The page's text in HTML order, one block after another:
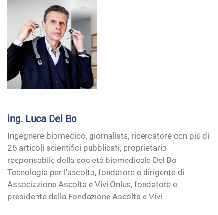
ing. Luca Del Bo
Ingegnere biomedico, giornalista, ricercatore con più di
25 articoli scientifici pubblicati, proprietario
responsabile della società biomedicale Del Bo
Tecnologia per l'ascolto, fondatore e dirigente di
Associazione Ascolta e Vivi Onlus, fondatore e
presidente della Fondazione Ascolta e Vivi.